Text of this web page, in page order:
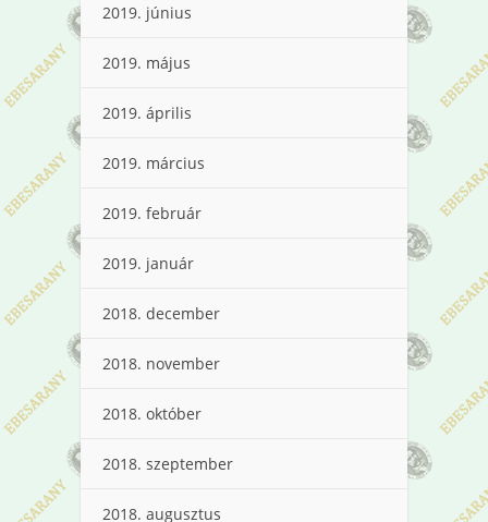
2019. június
2019. május
2019. április
2019. március
2019. február
2019. január
2018. december
2018. november
2018. október
2018. szeptember
2018. augusztus